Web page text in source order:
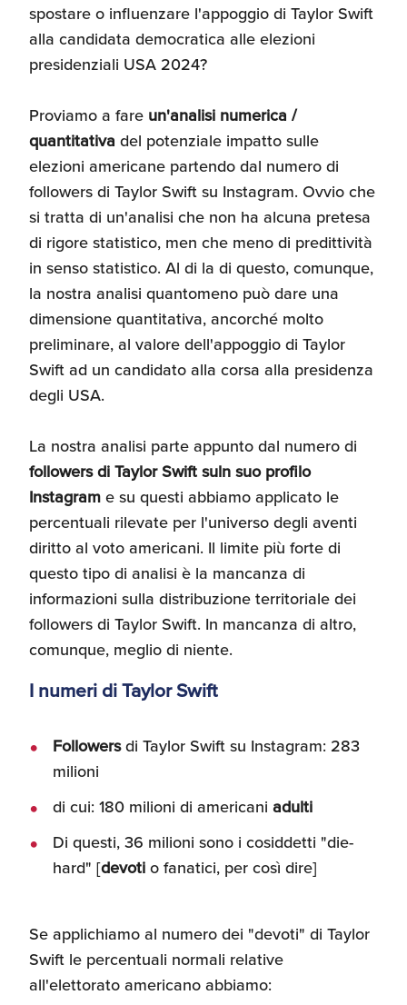
negli Stati Uniti
Ricerche di Mercato
Assicurazioni, Permessi
e Licenze
Ricerca Personale e
Gestione Risorse
Umane
spostare o influenzare l'appoggio di Taylor Swift
alla candidata democratica alle elezioni
presidenziali USA 2024?
Proviamo a fare un'analisi numerica /
quantitativa del potenziale impatto sulle
elezioni americane partendo dal numero di
followers di Taylor Swift su Instagram. Ovvio che
si tratta di un'analisi che non ha alcuna pretesa
di rigore statistico, men che meno di predittività
in senso statistico. Al di la di questo, comunque,
la nostra analisi quantomeno può dare una
dimensione quantitativa, ancorché molto
preliminare, al valore dell'appoggio di Taylor
Swift ad un candidato alla corsa alla presidenza
degli USA.
La nostra analisi parte appunto dal numero di
followers di Taylor Swift suln suo profilo
Instagram e su questi abbiamo applicato le
percentuali rilevate per l'universo degli aventi
diritto al voto americani. Il limite più forte di
questo tipo di analisi è la mancanza di
informazioni sulla distribuzione territoriale dei
followers di Taylor Swift. In mancanza di altro,
comunque, meglio di niente.
I numeri di Taylor Swift
Followersdi Taylor Swift su Instagram: 283
milioni
di cui: 180 milioni di americani adulti
Di questi, 36 milioni sono i cosiddetti "die-
hard" [devoti o fanatici, per così dire]
Se applichiamo al numero dei "devoti" di Taylor
Swift le percentuali normali relative
all'elettorato americano abbiamo: